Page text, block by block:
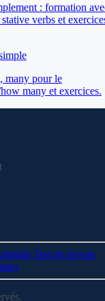
: formation
verbs et
many pour le
many et exercices.
Test de niveau